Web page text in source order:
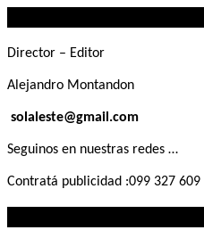
Director – Editor
Alejandro Montandon
solaleste@gmail.com
Seguinos en nuestras redes …
Contratá publicidad :099 327 609